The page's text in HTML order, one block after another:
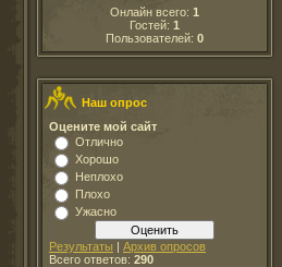
Онлайн всего: 1
Гостей: 1
Пользователей: 0
Наш опрос
Оцените мой сайт
Отлично
Хорошо
Неплохо
Плохо
Ужасно
Результаты | Архив опросов
Всего ответов: 290